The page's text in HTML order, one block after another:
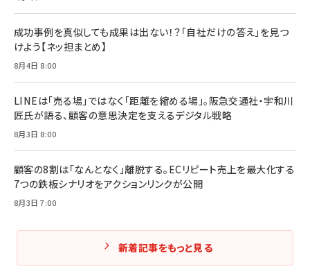
￥2,200
組織の成果を最大化する ルールのデザイン
￥1,980
Amazonランキングをもっと見る
成功事例を真似しても成果は出ない！？「自社だけの答え」を見つ
けよう【ネッ担まとめ】
8月4日 8:00
LINEは「売る場」ではなく「距離を縮める場」。阪急交通社・宇和川
匠氏が語る、顧客の意思決定を支えるデジタル戦略
8月3日 8:00
顧客の8割は「なんとなく」離脱する。ECリピート売上を最大化する
7つの鉄板シナリオをアクションリンクが公開
8月3日 7:00
新着記事をもっと見る